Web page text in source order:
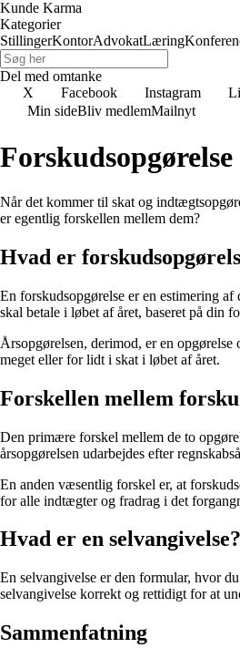
Kunde Karma
Kategorier
StillingerKontorAdvokatLæring
Del med omtanke
X
Facebook Instagram
Min sideBliv medlemMailnyt
Når det kommer til skat og
er egentlig forskellen mellem dem?
Hvad er
En forskudsopgørelse er en estimering
skal betale i løbet af året, baseret på din
Årsopgørelsen, derimod, er en
meget eller for lidt i skat i løbet af året.
Forskellen mellem
Den primære forskel mellem de to
årsopgørelsen udarbejdes efter
En anden væsentlig forskel er, at
for alle indtægter og fradrag i det
Hvad er en selvangivelse?
En selvangivelse er den formular, hvor
selvangivelse korrekt og rettidigt for at
Sammenfatning